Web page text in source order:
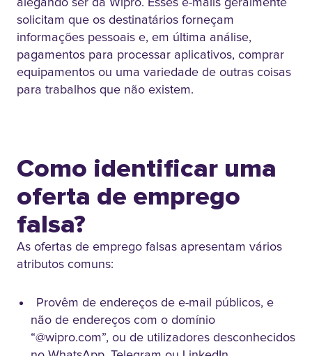
alegando ser da Wipro. Esses e-mails geralmente
solicitam que os destinatários forneçam
informações pessoais e, em última análise,
pagamentos para processar aplicativos, comprar
equipamentos ou uma variedade de outras coisas
para trabalhos que não existem.
Como identificar uma
oferta de emprego
falsa?
As ofertas de emprego falsas apresentam vários
atributos comuns:
Provêm de endereços de e-mail públicos, e
não de endereços com o domínio
“@wipro.com”, ou de utilizadores desconhecidos